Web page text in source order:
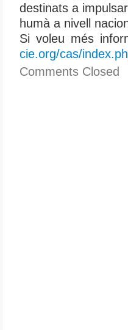
destinats a
humà a nivell
Si voleu més
cie.org/cas/
Comments Closed